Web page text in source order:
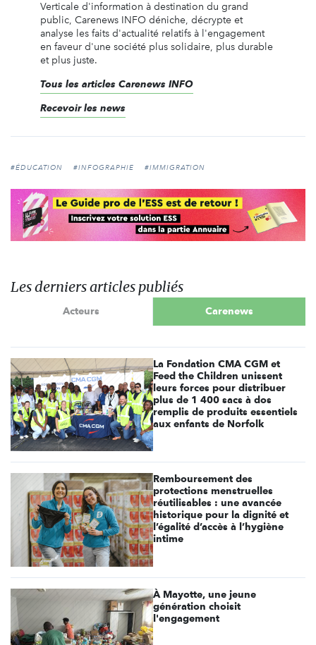
Verticale d'information à destination du grand
public, Carenews INFO déniche, décrypte et
analyse les faits d'actualité relatifs à l'engagement
en faveur d'une société plus solidaire, plus durable
et plus juste.
Tous les articles Carenews INFO
Recevoir les news
#ÉDUCATION #INFOGRAPHIE #IMMIGRATION
Les derniers articles publiés
Acteurs Carenews
La Fondation CMA CGM et
Feed the Children unissent
leurs forces pour distribuer
plus de 1 400 sacs à dos
remplis de produits essentiels
aux enfants de Norfolk
Remboursement des
protections menstruelles
réutilisables : une avancée
historique pour la dignité et
l’égalité d’accès à l’hygiène
intime
À Mayotte, une jeune
génération choisit
l'engagement